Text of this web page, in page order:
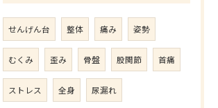
せんげん台 整体 痛み 姿勢
むくみ 歪み 骨盤 股関節 首痛
ストレス 全身 尿漏れ